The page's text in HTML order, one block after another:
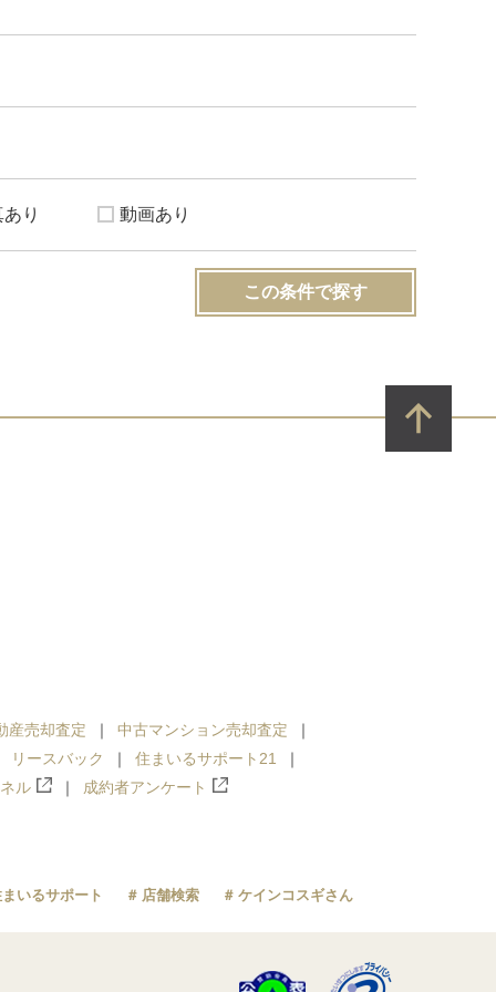
り 動画あり
この条件で探す
産売却査定
中古マンション売却査定
リースバック
住まいるサポート21
ル 成約者アンケート
いるサポート 店舗検索 ケインコスギさん